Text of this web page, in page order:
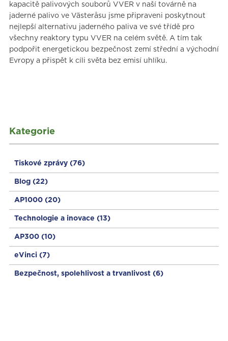
Kategorie
Tiskové zprávy (76)
Blog (22)
AP1000 (20)
Technologie a inovace (13)
AP300 (10)
eVinci (7)
Bezpečnost, spolehlivost a trvanlivost (6)
kapacitě palivových souborů VVER v naší továrně na
jaderné palivo ve Västeråsu jsme připraveni poskytnout
nejlepší alternativu jaderného paliva ve své třídě pro
všechny reaktory typu VVER na celém světě. A tím tak
podpořit energetickou bezpečnost zemí střední a východní
Evropy a přispět k cíli světa bez emisí uhlíku.